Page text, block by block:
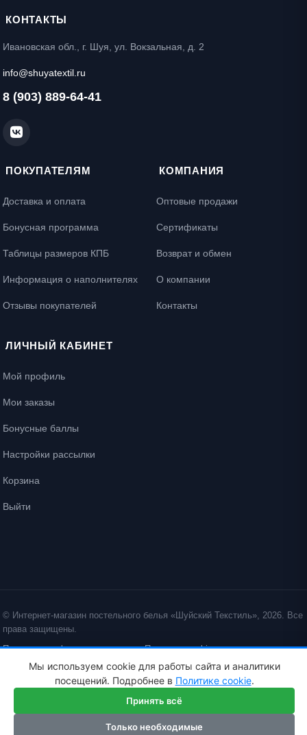
КОНТАКТЫ
Ивановская обл., г. Шуя, ул. Вокзальная, д. 2
info@shuyatextil.ru
8 (903) 889-64-41
ПОКУПАТЕЛЯМ
Доставка и оплата
Бонусная программа
Таблицы размеров КПБ
Информация о наполнителях
Отзывы покупателей
КОМПАНИЯ
Оптовые продажи
Сертификаты
Возврат и обмен
О компании
Контакты
ЛИЧНЫЙ КАБИНЕТ
Мой профиль
Мои заказы
Бонусные баллы
Настройки рассылки
Корзина
Выйти
© Интернет-магазин постельного белья «Шуйский Текстиль», 2026. Все
права защищены.
Политика конфиденциальности
Политика cookie
ID: crt cst ·Мы используем cookie для работы сайта и аналитики
посещений. Подробнее в Политике cookie.
Принять всё
Только необходимые